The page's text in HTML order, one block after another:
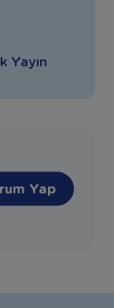
Yayın
Yap